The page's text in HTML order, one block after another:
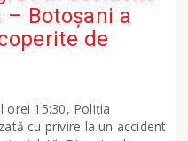
– Botoșani a
de
orei 15:30, Poliția
cu privire la un accident